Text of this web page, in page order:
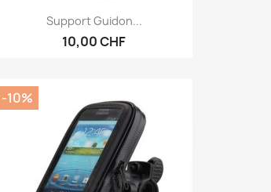
Aperçu rapide
Support Guidon...
10,00 CHF
-10%